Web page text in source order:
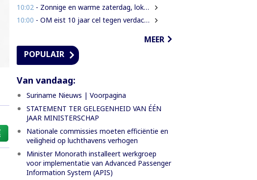
10:02 - Zonnige en warme zaterdag, lokaal kans op een bui
10:00 - OM eist 10 jaar cel tegen verdachte voor verkrachting, vrijheidsberoving en mishandeling
MEER
POPULAIR
Van vandaag:
Suriname Nieuws | Voorpagina
STATEMENT TER GELEGENHEID VAN ÉÉN
JAAR MINISTERSCHAP
Nationale commissies moeten efficiëntie en
veiligheid op luchthavens verhogen
Minister Monorath installeert werkgroep
voor implementatie van Advanced Passenger
Information System (APIS)